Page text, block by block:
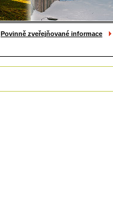
Povinně zveřejňované informace